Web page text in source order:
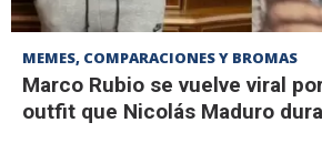
MEMES, COMPARACIONES Y BROMAS
Marco Rubio se vuelve viral
outfit que Nicolás Maduro